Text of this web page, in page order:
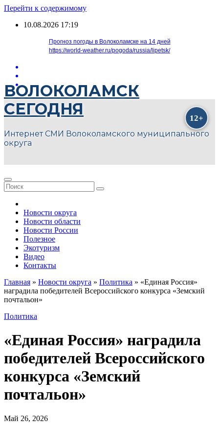
Перейти к содержимому
10.08.2026 17:19
Прогноз погоды в Волоколамске на 14 дней
https://world-weather.ru/pogoda/russia/lipetsk/
ВОЛОКОЛАМСК
СЕГОДНЯ
Интернет СМИ Волоколамского муниципального
округа
Новости округа
Новости области
Новости России
Полезное
Экотуризм
Видео
Контакты
Главная » Новости округа » Политика » «Единая Россия»
наградила победителей Всероссийского конкурса «Земский
почтальон»
Политика
«Единая Россия» наградила
победителей Всероссийского
конкурса «Земский
почтальон»
Май 26, 2026